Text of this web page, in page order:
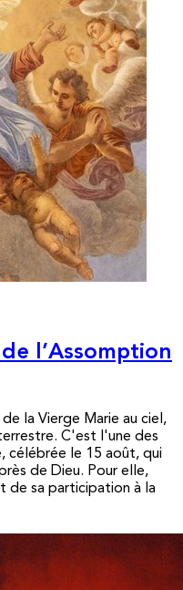
l’Assomption
la Vierge Marie au ciel,
C'est l'une des
célébrée le 15 août, qui
de Dieu. Pour elle,
de sa participation à la